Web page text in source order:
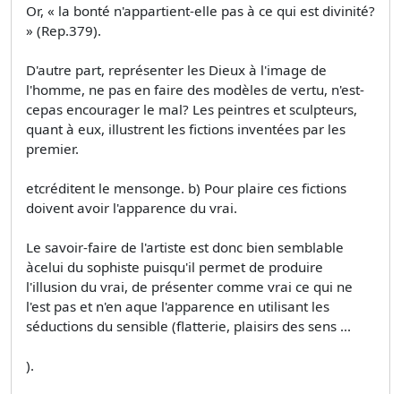
Or, « la bonté n'appartient-elle pas à ce qui est divinité?
» (Rep.379).
D'autre part, représenter les Dieux à l'image de
l'homme, ne pas en faire des modèles de vertu, n'est-
cepas encourager le mal? Les peintres et sculpteurs,
quant à eux, illustrent les fictions inventées par les
premier.
etcréditent le mensonge. b) Pour plaire ces fictions
doivent avoir l'apparence du vrai.
Le savoir-faire de l'artiste est donc bien semblable
àcelui du sophiste puisqu'il permet de produire
l'illusion du vrai, de présenter comme vrai ce qui ne
l'est pas et n'en aque l'apparence en utilisant les
séductions du sensible (flatterie, plaisirs des sens ...
).